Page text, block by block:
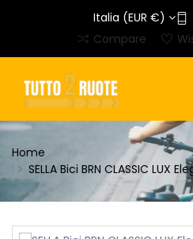
Italia (EUR €)
Compare
Home
SELLA Bici BRN CLASSIC LUX